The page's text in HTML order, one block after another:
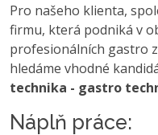
Pro našeho klienta,
firmu, která podniká v
profesionálních gastro
hledáme vhodné
technika - gastro
Náplň práce: